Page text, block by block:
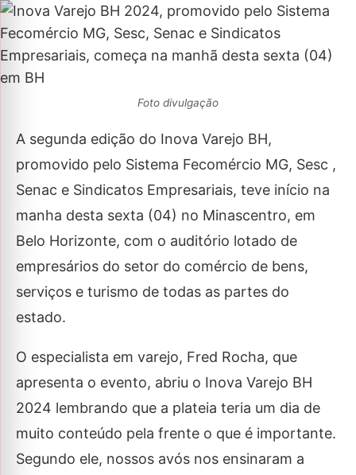
Foto divulgação
A segunda edição do Inova Varejo BH,
promovido pelo Sistema Fecomércio MG, Sesc ,
Senac e Sindicatos Empresariais, teve início na
manha desta sexta (04) no Minascentro, em
Belo Horizonte, com o auditório lotado de
empresários do setor do comércio de bens,
serviços e turismo de todas as partes do
estado.
O especialista em varejo, Fred Rocha, que
apresenta o evento, abriu o Inova Varejo BH
2024 lembrando que a plateia teria um dia de
muito conteúdo pela frente o que é importante.
Segundo ele, nossos avós nos ensinaram a